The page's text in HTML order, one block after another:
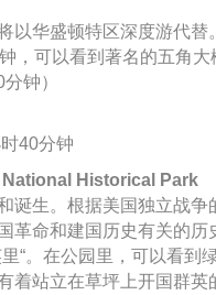
以华盛顿特区深度游代替
，可以看到著名的五角
钟）
40分钟
National Historical Park
诞生。根据美国独立战争
革命和建国历史有关的历
“。在公园里，可以看到
着站立在草坪上开国群英